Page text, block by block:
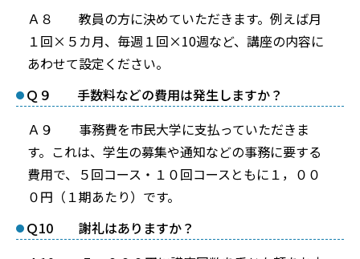
Ａ８ 教員の方に決めていただきます。例えば月
１回×５カ月、毎週１回×10週など、講座の内容に
あわせて設定ください。
Ｑ９ 手数料などの費用は発生しますか？
Ａ９ 事務費を市民大学に支払っていただきま
す。これは、学生の募集や通知などの事務に要する
費用で、５回コース・１０回コースともに１，００
０円（１期あたり）です。
Ｑ10 謝礼はありますか？